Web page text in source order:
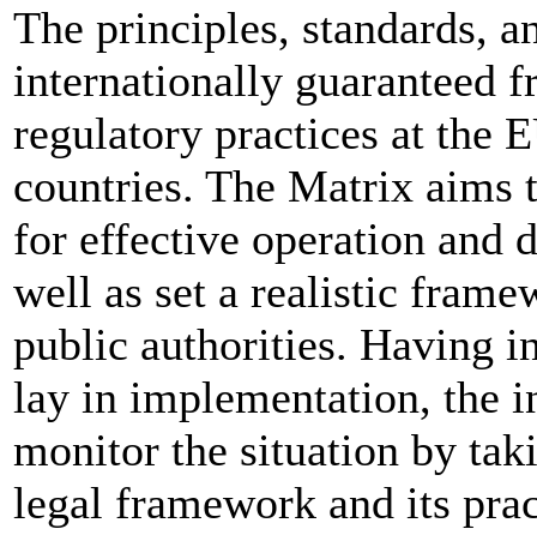
The principles, standards,
internationally guaranteed
regulatory practices at the
countries. The Matrix aims
for effective operation and
well as set a realistic
public authorities. Having
lay in implementation, the
monitor the situation by
legal framework and its